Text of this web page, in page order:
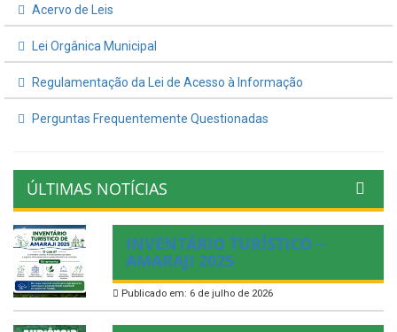
Acervo de Leis
Lei Orgânica Municipal
Regulamentação da Lei de Acesso à Informação
Perguntas Frequentemente Questionadas
ÚLTIMAS NOTÍCIAS
INVENTÁRIO TURÍSTICO –
AMARAJI 2025
Publicado em: 6 de julho de 2026